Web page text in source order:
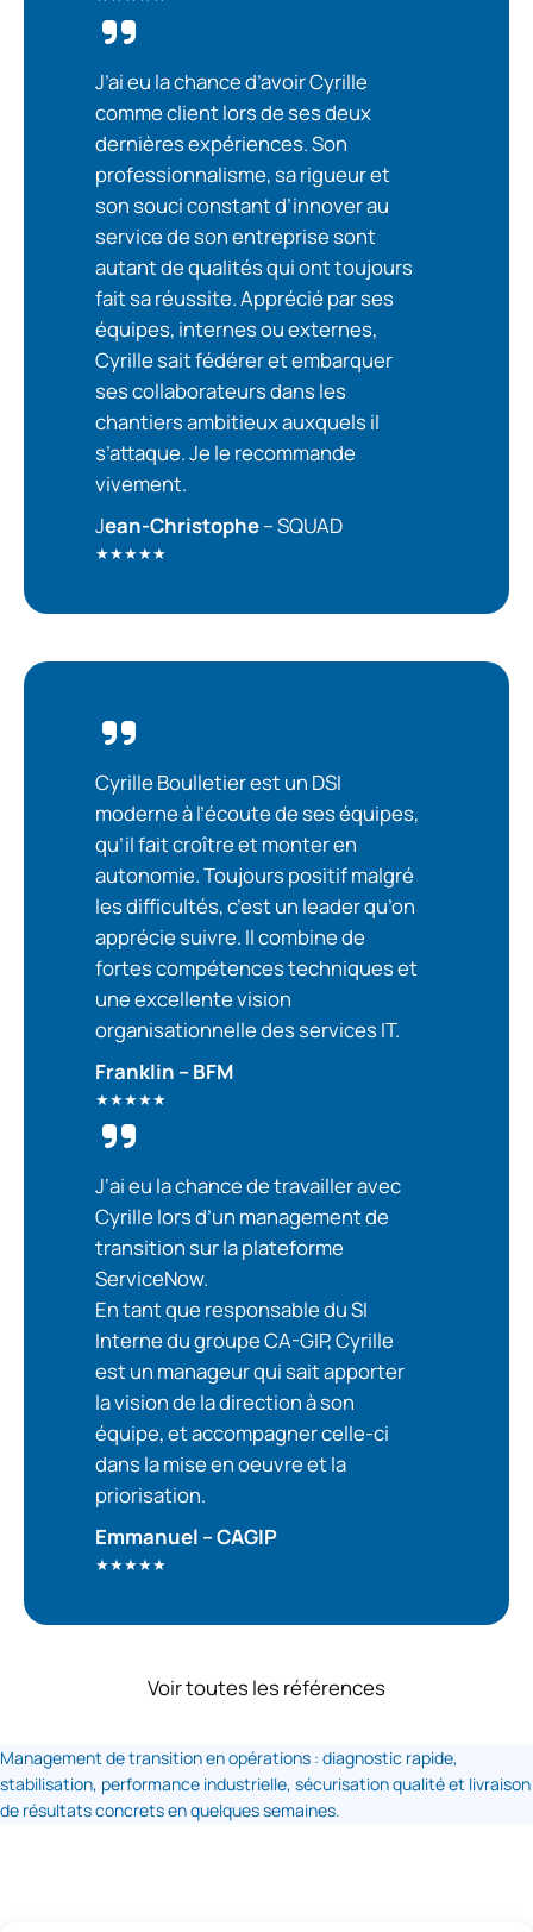
J’ai eu la chance d’avoir Cyrille
comme client lors de ses deux
dernières expériences. Son
professionnalisme, sa rigueur et
son souci constant d’innover au
service de son entreprise sont
autant de qualités qui ont toujours
fait sa réussite. Apprécié par ses
équipes, internes ou externes,
Cyrille sait fédérer et embarquer
ses collaborateurs dans les
chantiers ambitieux auxquels il
s’attaque. Je le recommande
vivement.
Jean-Christophe– SQUAD
★★★★★
Cyrille Boulletier est un DSI
moderne à l’écoute de ses équipes,
qu’il fait croître et monter en
autonomie. Toujours positif malgré
les difficultés, c’est un leader qu’on
apprécie suivre. Il combine de
fortes compétences techniques et
une excellente vision
organisationnelle des services IT.
Franklin – BFM
★★★★★
J‘ai eu la chance de travailler avec
Cyrille lors d’un management de
transition sur la plateforme
ServiceNow.
En tant que responsable du SI
Interne du groupe CA-GIP, Cyrille
est un manageur qui sait apporter
la vision de la direction à son
équipe, et accompagner celle-ci
dans la mise en oeuvre et la
priorisation.
Emmanuel – CAGIP
★★★★★
Voir toutes les références
Management de transition en opérations : diagnostic rapide,
stabilisation, performance industrielle, sécurisation qualité et livraison
de résultats concrets en quelques semaines.